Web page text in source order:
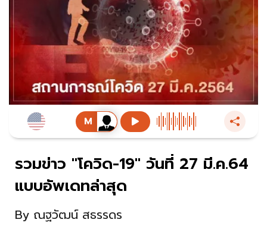
รวมข่าว "โควิด-19" วันที่ 27 มี.ค.64
แบบอัพเดทล่าสุด
By ณฐวัฒน์ สธรรดร